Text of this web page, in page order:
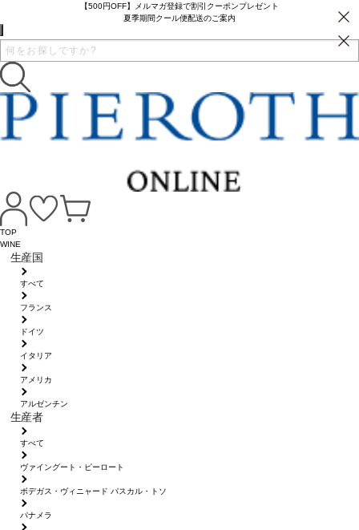
【500円OFF】メルマガ登録で割引クーポンプレゼント
夏季期間クール便配送のご案内
TOP
WINE
生産国
すべて
フランス
ドイツ
イタリア
アメリカ
アルゼンチン
生産者
すべて
ヴァイングート・ピーロート
ボデガス・ヴィニャード パスカル・トソ
パナメラ